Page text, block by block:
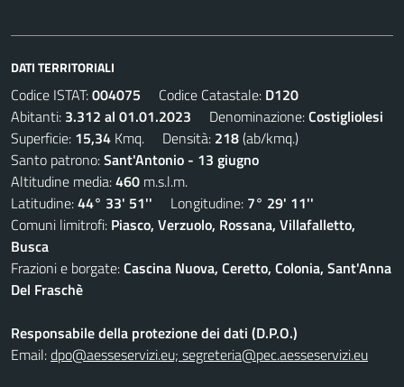
DATI TERRITORIALI
Codice ISTAT:004075 Codice Catastale: D120
Abitanti: 3.312 al 01.01.2023 Denominazione:Costigliolesi
Superficie: 15,34 Kmq. Densità: 218(ab/kmq.)
Santo patrono:Sant'Antonio - 13 giugno
Altitudine media:460 m.s.l.m.
Latitudine:44° 33' 51'' Longitudine: 7° 29' 11''
Comuni limitrofi: Piasco, Verzuolo, Rossana, Villafalletto,
Busca
Frazioni e borgate:Cascina Nuova, Ceretto, Colonia, Sant'Anna
Del Fraschè
Responsabile della protezione dei dati (D.P.O.)
Email:dpo@aesseservizi.eu; segreteria@pec.aesseservizi.eu